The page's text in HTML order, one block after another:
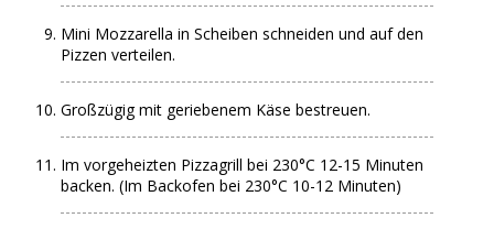
Mini Mozzarella in Scheiben schneiden und auf den
Pizzen verteilen.
Großzügig mit geriebenem Käse bestreuen.
Im vorgeheizten Pizzagrill bei 230°C 12-15 Minuten
backen. (Im Backofen bei 230°C 10-12 Minuten)